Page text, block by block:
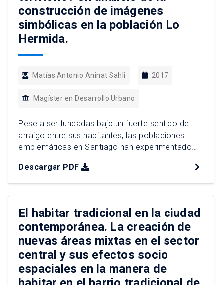
construcción de imágenes
simbólicas en la población Lo
Hermida.
Matías Antonio Aninat Sahli 2017
Magíster en Desarrollo Urbano
Pese a ser fundadas bajo un fuerte sentido de
arraigo entre sus habitantes, las poblaciones
emblemáticas en Santiago han experimentado
décadas recientes. La emergencia de
problemáticas sociales –como la delincuencia, la
deserción escolar y el embarazo adolescente–
en estos territorios no pueden explicarse
exclusivamente por los efectos de barrio. […]
Descargar PDF
El habitar tradicional en la ciudad
contemporánea. La creación de
nuevas áreas mixtas en el sector
central y sus efectos socio
espaciales en la manera de